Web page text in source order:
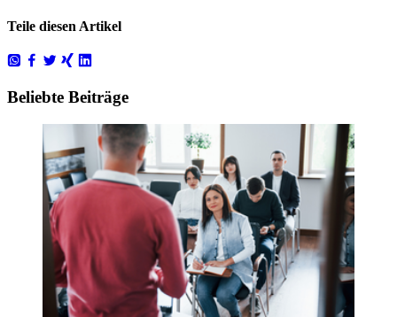
Teile diesen Artikel
Beliebte Beiträge